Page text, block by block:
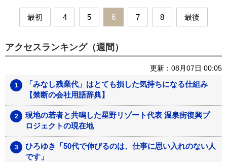
最初 4 5 6 7 8 最後
アクセスランキング（週間）
更新：08月07日 00:05
「みなし残業代」はとても損した気持ちになる仕組み
【禁断の会社用語辞典】
現地の若者と共鳴した星野リゾート代表 温泉街復興プ
ロジェクトの現在地
ひろゆき「50代で伸びるのは、仕事に思い入れのない人
です」